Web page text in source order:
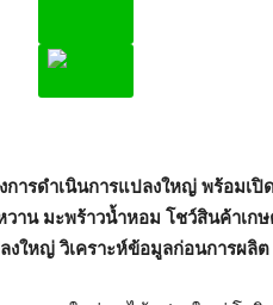
การดำเนินการแปลงใหญ่ พร้อม
าน มะพร้าวน้ำหอม โชว์สินค้าเก
งใหญ่ วิเคราะห์ข้อมูลก่อนการผลิ